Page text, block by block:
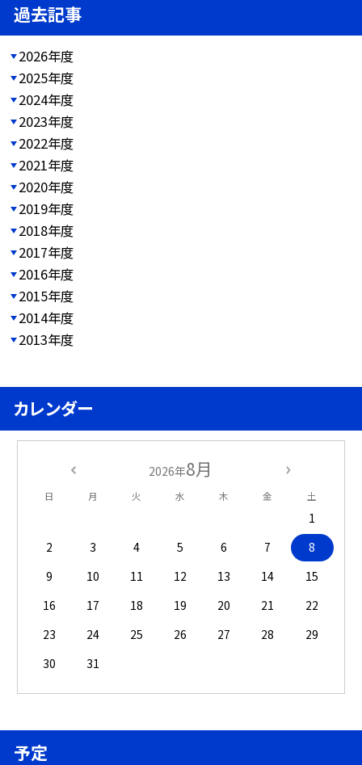
過去記事
2026年度
2025年度
2024年度
2023年度
2022年度
2021年度
2020年度
2019年度
2018年度
2017年度
2016年度
2015年度
2014年度
2013年度
カレンダー
2026年8月
日 月 火 水 木 金 土
1
2
3 4 5 6 7
8
9
10 11 12 13 14
15
16
17 18 19 20 21
22
23
24 25 26 27 28
29
30
31
予定